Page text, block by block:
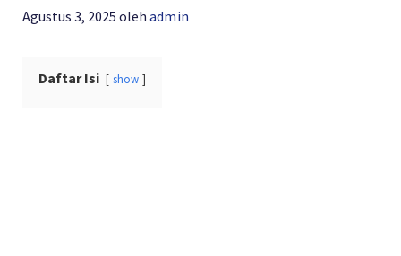
Agustus 3, 2025 olehadmin
Daftar Isi show